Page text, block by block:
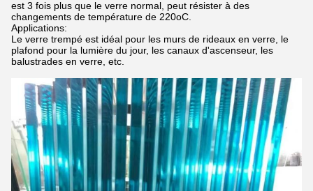
est 3 fois plus que le verre normal, peut résister à des
changements de température de 220oC.
Applications:
Le verre trempé est idéal pour les murs de rideaux en verre, le
plafond pour la lumière du jour, les canaux d'ascenseur, les
balustrades en verre, etc.